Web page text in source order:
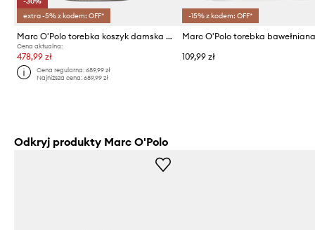
extra -5% z kodem: OFF*
Marc O'Polo torebka koszyk damska pleciona
Cena aktualna:
478,99 zł
Cena regularna:689,99 zł
Najniższa cena:689,99 zł
-15% z kodem: OFF*
Marc O'Polo torebka
109,99 zł
Odkryj produkty Marc O'Polo